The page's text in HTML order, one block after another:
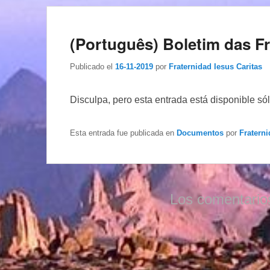
(Português) Boletim das
Publicado el 16-11-2019 por Fraternidad Iesus Caritas
Disculpa, pero esta entrada está disponible
Esta entrada fue publicada en Documentos por
Los